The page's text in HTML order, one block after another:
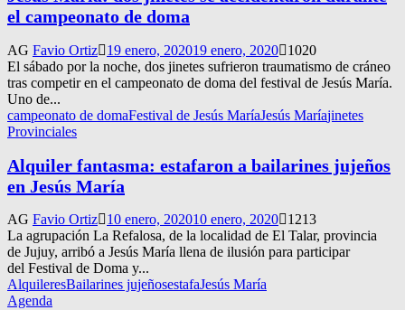
el campeonato de doma
AG Favio Ortiz 19 enero, 202019 enero, 2020
1020
El sábado por la noche, dos jinetes sufrieron traumatismo de cráneo
tras competir en el campeonato de doma del festival de Jesús María.
Uno de...
campeonato de domaFestival de Jesús MaríaJesús Maríajinetes
Provinciales
Alquiler fantasma: estafaron a bailarines jujeños
en Jesús María
AG Favio Ortiz 10 enero, 202010 enero, 2020
1213
La agrupación La Refalosa, de la localidad de El Talar, provincia
de Jujuy, arribó a Jesús María llena de ilusión para participar
del Festival de Doma y...
AlquileresBailarines jujeñosestafaJesús María
Agenda